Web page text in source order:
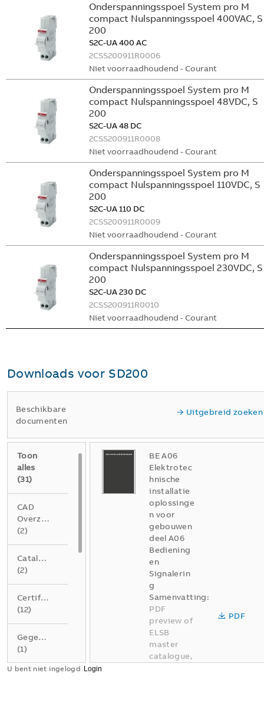
Onderspanningsspoel System pro M
compact Nulspanningsspoel 400VAC, S
200
S2C-UA 400 AC
2CSS200911R0006
Niet voorraadhoudend - Courant
Onderspanningsspoel System pro M
compact Nulspanningsspoel 48VDC, S
200
S2C-UA 48 DC
2CSS200911R0008
Niet voorraadhoudend - Courant
Onderspanningsspoel System pro M
compact Nulspanningsspoel 110VDC, S
200
S2C-UA 110 DC
2CSS200911R0009
Niet voorraadhoudend - Courant
Onderspanningsspoel System pro M
compact Nulspanningsspoel 230VDC, S
200
S2C-UA 230 DC
2CSS200911R0010
Niet voorraadhoudend - Courant
Downloads voor SD200
Beschikbare
documenten
Uitgebreid zoeken
Toon
alles
(31)
CAD
Overzichtstekening
(2)
Catalogus
(2)
Certificaat
(12)
Gegevensblad
(1)
BE A06
Elektrotec
hnische
installatie
oplossinge
n voor
gebouwen
deel A06
Bediening
en
Signalerin
g
Samenvatting:
PDF
preview of
ELSB
master
catalogue,
PDF
U bent niet ingelogd